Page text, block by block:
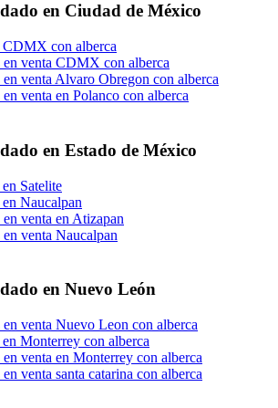
en Ciudad de México
CDMX con alberca
en venta CDMX con alberca
en venta Alvaro Obregon con alberca
venta en Polanco con alberca
en Estado de México
Satelite
Naucalpan
venta en Atizapan
venta Naucalpan
en Nuevo León
en venta Nuevo Leon con alberca
en Monterrey con alberca
venta en Monterrey con alberca
venta santa catarina con alberca